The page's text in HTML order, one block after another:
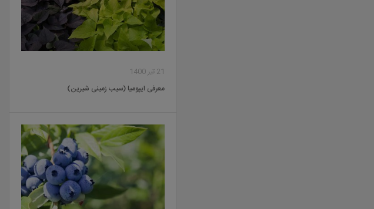
21 تیر 1400
معرفی ایپومیا (سیب زمینی شیرین)